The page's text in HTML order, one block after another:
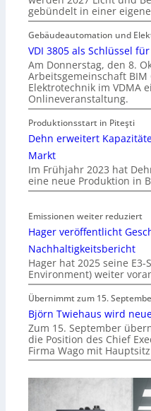
gebündelt in einer
Gebäudeautomation und
VDI 3805 als Schlüssel
Am Donnerstag, den 8.
Arbeitsgemeinschaft
Elektrotechnik im VDMA
Onlineveranstaltung.
Produktionsstart in Piteşti
Dehn erweitert
Markt
Im Frühjahr 2023 hat
eine neue Produktion in
Emissionen weiter reduziert
Hager veröffentlicht
Nachhaltigkeitsbericht
Hager hat 2025 seine E3-
Environment) weiter
Übernimmt zum 15.
Björn Twiehaus wird
Zum 15. September
die Position des Chief
Firma Wago mit